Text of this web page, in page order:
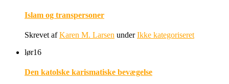
Islam og transpersoner
Skrevet afKaren M. Larsen underIkke kategoriseret
lør16
Den katolske karismatiske bevægelse